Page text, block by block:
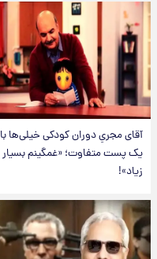
آقای مجریِ دوران کودکی خیلی‌ها با
یک پست متفاوت؛ «غمگینم بسیار
زیاد»!